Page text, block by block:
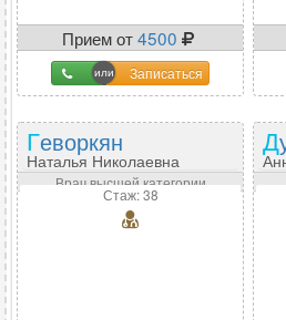
Прием от4500
Записаться
Геворкян
Наталья Николаевна
Врач высшей категории
Стаж: 38